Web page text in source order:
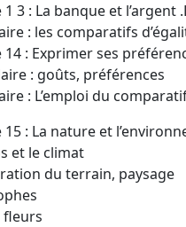
1 3 : La banque et l’argent
: les comparatifs
14 : Exprimer ses
: goûts, préférences
: L’emploi du
15 : La nature et
et le climat
du terrain, paysage
fleurs